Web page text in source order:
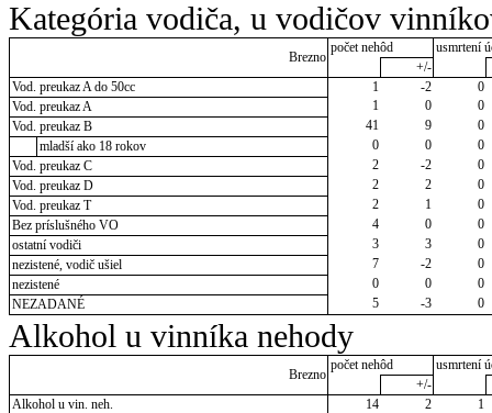
Kategória vodiča, u vodičov
Brezno
počet nehôd
usmrtení
+/-
Vod. preukaz A do 50cc
1 -2
0
Vod. preukaz A
1 0
0
Vod. preukaz B
41 9
0
mladší ako 18 rokov
0 0
0
Vod. preukaz C
2 -2
0
Vod. preukaz D
2 2
0
Vod. preukaz T
2 1
0
Bez príslušného VO
4 0
0
ostatní vodiči
3 3
0
nezistené, vodič ušiel
7 -2
0
nezistené
0 0
0
NEZADANÉ
5 -3 0
Alkohol u vinníka nehody
Brezno
počet nehôd
usmrtení
+/-
Alkohol u vin. neh.
14 2
1